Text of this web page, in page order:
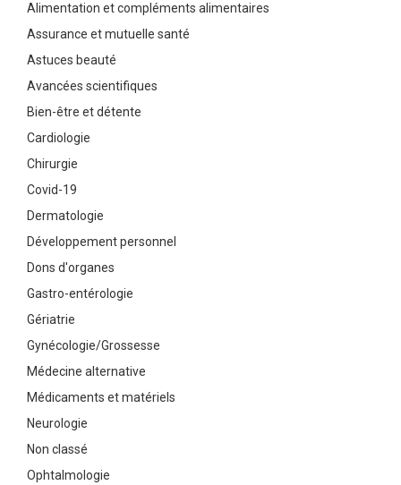
Alimentation et compléments alimentaires
Assurance et mutuelle santé
Astuces beauté
Avancées scientifiques
Bien-être et détente
Cardiologie
Chirurgie
Covid-19
Dermatologie
Développement personnel
Dons d'organes
Gastro-entérologie
Gériatrie
Gynécologie/Grossesse
Médecine alternative
Médicaments et matériels
Neurologie
Non classé
Ophtalmologie